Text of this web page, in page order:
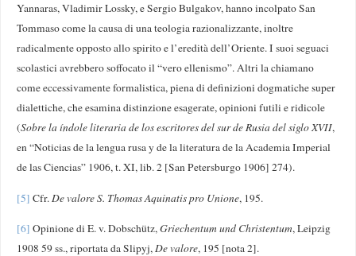
Yannaras, Vladimir Lossky, e Sergio Bulgakov, hanno incolpato San
Tommaso come la causa di una teologia razionalizzante, inoltre
radicalmente opposto allo spirito e l’eredità dell’Oriente. I suoi seguaci
scolastici avrebbero soffocato il “vero ellenismo”. Altri la chiamano
come eccessivamente formalistica, piena di definizioni dogmatiche super
dialettiche, che esamina distinzione esagerate, opinioni futili e ridicole
(Sobre la índole literaria de los escritores del sur de Rusia del siglo XVII,
en “Noticias de la lengua rusa y de la literatura de la Academia Imperial
de las Ciencias” 1906, t. XI, lib. 2 [San Petersburgo 1906] 274).
[5] Cfr. De valore S. Thomas Aquinatis pro Unione, 195.
[6] Opinione di E. v. Dobschütz,Griechentum und Christentum, Leipzig
1908 59 ss., riportata da Slipyj,De valore, 195 [nota 2].